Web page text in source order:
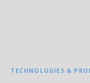
TECHNOLOGIES &